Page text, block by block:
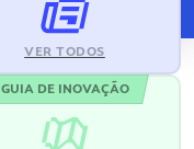
VER TODOS
GUIA DE INOVAÇÃO